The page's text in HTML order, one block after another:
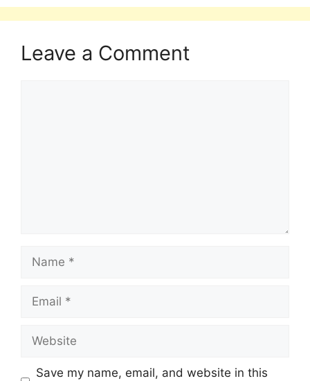
Leave a Comment
Save my name, email, and website in this